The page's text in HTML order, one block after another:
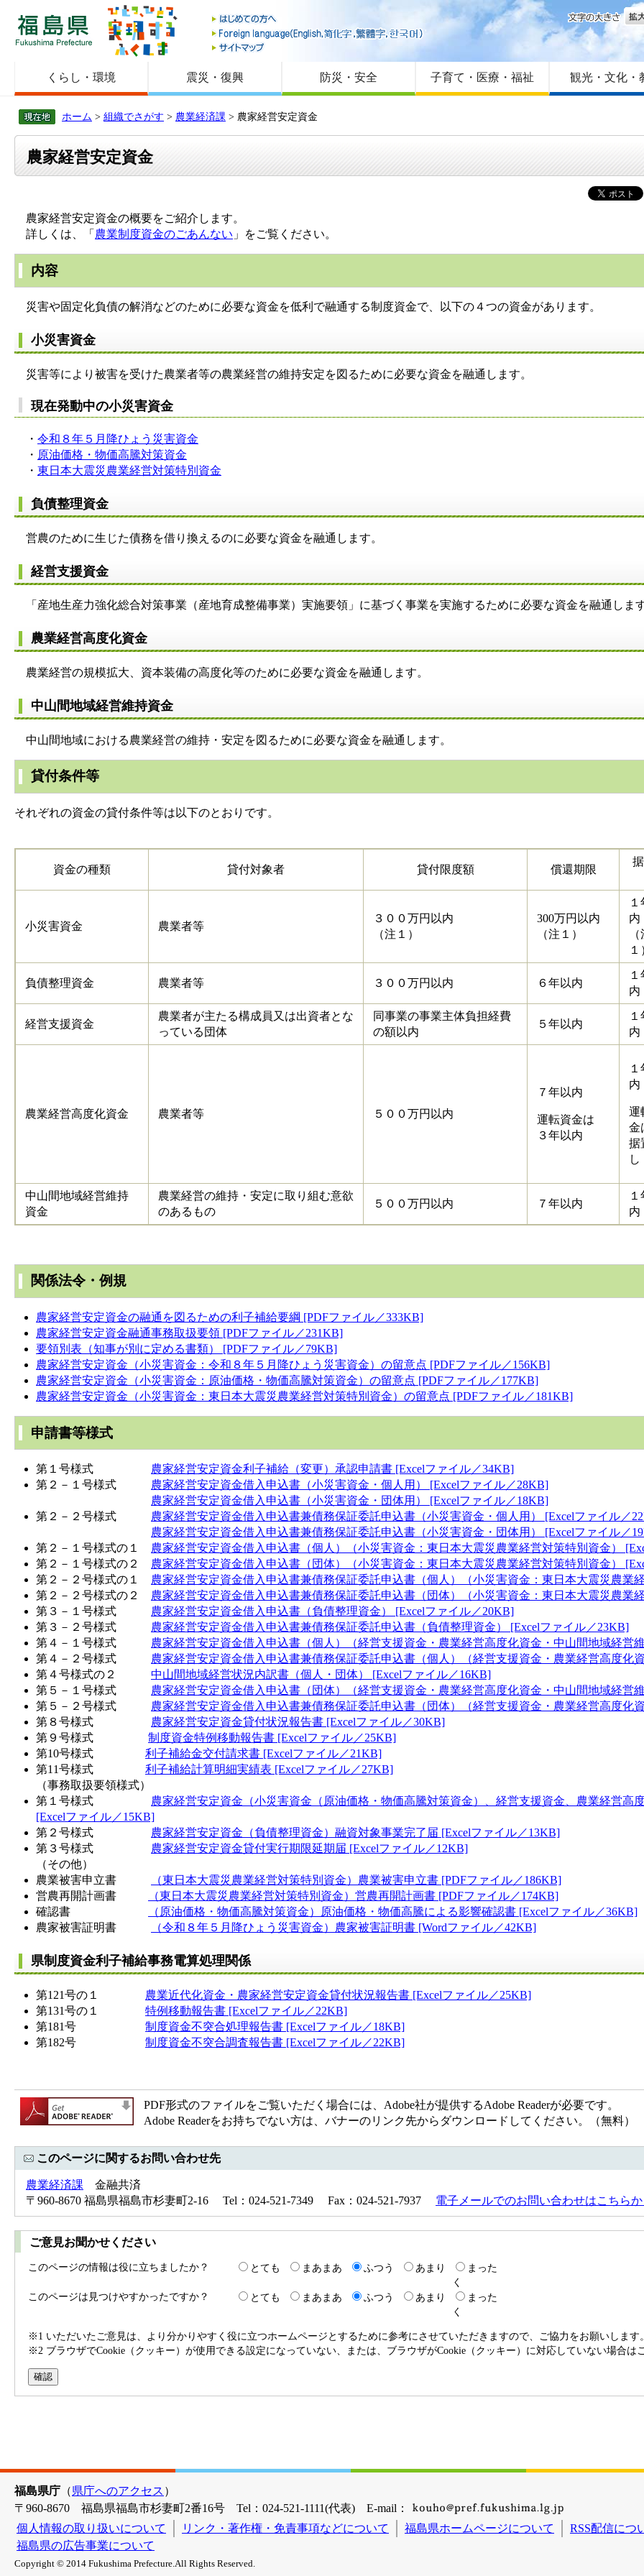
福島県
はじめての方へ
Foreign language
サイトマップ
文字
くらし・環境 震災・復興 防災・安全 子育て・医療・福祉 観光・文化・
ホーム > 組織でさがす > 農業経済課 > 農家経営安定資金
農家経営安定資金
農家経営安定資金の概要をご紹介します。
詳しくは、「 農業制度資金のごあんない 」をご覧ください。
内容
災害や固定化負債の解消などのために必要な資金を低利で融通する制度資金で、以下の４つの資金があります。
小災害資金
災害等により被害を受けた農業者等の農業経営の維持安定を図るために必要な資金を融通します。
現在発動中の小災害資金
・ 令和８年５月降ひょう災害資金
・ 原油価格・物価高騰対策資金
・ 東日本大震災農業経営対策特別資金
負債整理資金
営農のために生じた債務を借り換えるのに必要な資金を融通します。
経営支援資金
「産地生産力強化総合対策事業（産地育成整備事業）実施要領」に基づく事業を実施するために必要な資金を融通しま
農業経営高度化資金
農業経営の規模拡大、資本装備の高度化等のために必要な資金を融通します。
中山間地域経営維持資金
中山間地域における農業経営の維持・安定を図るために必要な資金を融通します。
貸付条件等
それぞれの資金の貸付条件等は以下のとおりです。
資金の種類 貸付対象者 貸付限度額 償還期限
小災害資金 農業者等
３００万円以内
（注１）
300万円以内
（注１）
内
１
負債整理資金 農業者等 ３００万円以内 ６年以内
内
経営支援資金
農業者が主たる構成員又は出資者とな
っている団体
同事業の事業主体負担経費
の額以内
５年以内
内
農業経営高度化資金 農業者等 ５００万円以内
７年以内
運転資金は
３年以内
内
運
金
据
し
中山間地域経営維持
資金
農業経営の維持・安定に取り組む意欲
のあるもの
５００万円以内 ７年以内
内
関係法令・例規
農家経営安定資金の融通を図るための利子補給要綱 [PDFファイル／333KB]
農家経営安定資金融通事務取扱要領 [PDFファイル／231KB]
要領別表（知事が別に定める書類） [PDFファイル／79KB]
農家経営安定資金（小災害資金：令和８年５月降ひょう災害資金）の留意点 [PDFファイル／156KB]
農家経営安定資金（小災害資金：原油価格・物価高騰対策資金）の留意点 [PDFファイル／177KB]
農家経営安定資金（小災害資金：東日本大震災農業経営対策特別資金）の留意点 [PDFファイル／181KB]
申請書等様式
第１号様式 農家経営安定資金利子補給（変更）承認申請書 [Excelファイル／34KB]
第２－１号様式 農家経営安定資金借入申込書（小災害資金・個人用） [Excelファイル／28KB]
農家経営安定資金借入申込書（小災害資金・団体用） [Excelファイル／18KB]
第２－２号様式 農家経営安定資金借入申込書兼債務保証委託申込書（小災害資金・個人用） [Excelファイル／
農家経営安定資金借入申込書兼債務保証委託申込書（小災害資金・団体用） [Excelファイル／
第２－１号様式の１ 農家経営安定資金借入申込書（個人）（小災害資金：東日本大震災農業経営対策特別資金）
第２－１号様式の２ 農家経営安定資金借入申込書（団体）（小災害資金：東日本大震災農業経営対策特別資金）
第２－２号様式の１ 農家経営安定資金借入申込書兼債務保証委託申込書（個人）（小災害資金：東日本大震災農業
第２－２号様式の２ 農家経営安定資金借入申込書兼債務保証委託申込書（団体）（小災害資金：東日本大震災農業
第３－１号様式 農家経営安定資金借入申込書（負債整理資金） [Excelファイル／20KB]
第３－２号様式 農家経営安定資金借入申込書兼債務保証委託申込書（負債整理資金） [Excelファイル／23KB]
第４－１号様式 農家経営安定資金借入申込書（個人）（経営支援資金・農業経営高度化資金・中山間地域経営
第４－２号様式 農家経営安定資金借入申込書兼債務保証委託申込書（個人）（経営支援資金・農業経営高度化
第４号様式の２ 中山間地域経営状況内訳書（個人・団体） [Excelファイル／16KB]
第５－１号様式 農家経営安定資金借入申込書（団体）（経営支援資金・農業経営高度化資金・中山間地域経営
第５－２号様式 農家経営安定資金借入申込書兼債務保証委託申込書（団体）（経営支援資金・農業経営高度化
第８号様式 農家経営安定資金貸付状況報告書 [Excelファイル／30KB]
第９号様式 制度資金特例移動報告書 [Excelファイル／25KB]
第10号様式 利子補給金交付請求書 [Excelファイル／21KB]
第11号様式 利子補給計算明細実績表 [Excelファイル／27KB]
（事務取扱要領様式）
第１号様式 農家経営安定資金（小災害資金（原油価格・物価高騰対策資金）、経営支援資金、農業経営高
[Excelファイル／15KB]
第２号様式 農家経営安定資金（負債整理資金）融資対象事業完了届 [Excelファイル／13KB]
第３号様式 農家経営安定資金貸付実行期限延期届 [Excelファイル／12KB]
（その他）
農業被害申立書
（東日本大震災農業経営対策特別資金）農業被害申立書 [PDFファイル／186KB]
営農再開計画書
（東日本大震災農業経営対策特別資金）営農再開計画書 [PDFファイル／174KB]
確認書
（原油価格・物価高騰対策資金）原油価格・物価高騰による影響確認書 [Excelファイル／36KB]
農家被害証明書
（令和８年５月降ひょう災害資金）農家被害証明書 [Wordファイル／42KB]
県制度資金利子補給事務電算処理関係
第121号の１ 農業近代化資金・農家経営安定資金貸付状況報告書 [Excelファイル／25KB]
第131号の１ 特例移動報告書 [Excelファイル／22KB]
第181号 制度資金不突合処理報告書 [Excelファイル／18KB]
第182号 制度資金不突合調査報告書 [Excelファイル／22KB]
PDF形式のファイルをご覧いただく場合には、Adobe社が提供するAdobe Readerが必要です。
Adobe Readerをお持ちでない方は、バナーのリンク先からダウンロードしてください。（無料）
このページに関するお問い合わせ先
農業経済課 金融共済
〒960-8670 福島県福島市杉妻町2-16 Tel：024-521-7349 Fax：024-521-7937 電子メールでのお問い合わせはこちら
ご意見お聞かせください
このページの情報は役に立ちましたか？ とても まあまあ ふつう あまり
まった
く
このページは見つけやすかったですか？
とても まあまあ ふつう あまり
まった
く
※1 いただいたご意見は、より分かりやすく役に立つホームページとするために参考にさせていただきますので、ご協力をお願いしま
※2 ブラウザでCookie（クッキー）が使用できる設定になっていない、または、ブラウザがCookie（クッキー）に対応していない場合は
福島県庁 （県庁へのアクセス ）
〒960-8670 福島県福島市杉妻町2番16号 Tel：024-521-1111(代表) E-mail：
個人情報の取り扱いについて
リンク・著作権・免責事項などについて 福島県ホームページについて
RSS配信につ
福島県の広告事業について
Copyright © 2014 Fukushima Prefecture.All Rights Reserved.